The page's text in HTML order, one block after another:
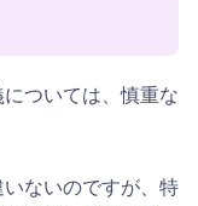
ついては、慎重な
いないのですが、特